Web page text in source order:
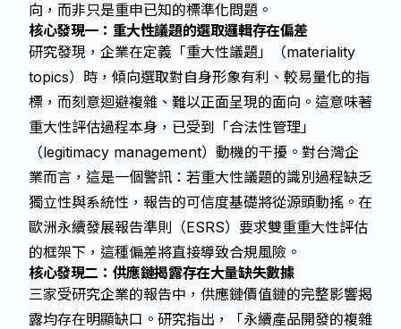
向，而非只是重申已知的標準化問題。
核心發現一：重大性議題的選取邏輯存在偏差
研究發現，企業在定義「重大性議題」（materiality
topics）時，傾向選取對自身形象有利、較易量化的指
標，而刻意迴避複雜、難以正面呈現的面向。這意味著
重大性評估過程本身，已受到「合法性管理」
（legitimacy management）動機的干擾。對台灣企
業而言，這是一個警訊：若重大性議題的識別過程缺乏
獨立性與系統性，報告的可信度基礎將從源頭動搖。在
歐洲永續發展報告準則 （ESRS）要求雙重重大性評估
的框架下，這種偏差將直接導致合規風險。
核心發現二：供應鏈揭露存在大量缺失數據
三家受研究企業的報告中，供應鏈價值鏈的完整影響揭
露均存在明顯缺口。研究指出，「永續產品開發的複雜